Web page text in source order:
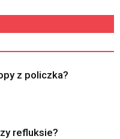
z policzka?
refluksie?